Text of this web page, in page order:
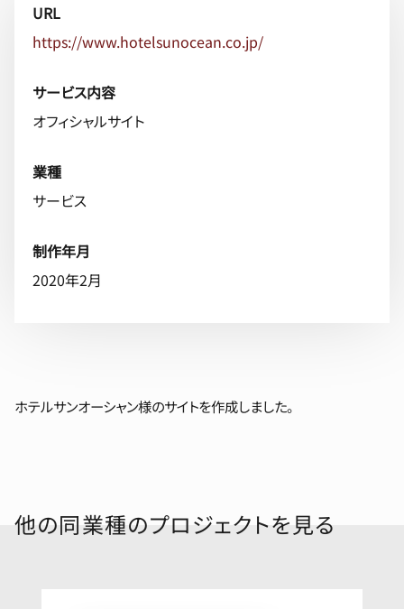
URL
https://www.hotelsunocean.co.jp/
サービス内容
オフィシャルサイト
業種
サービス
制作年月
2020年2月
ホテルサンオーシャン様のサイトを作成しました。
他の同業種のプロジェクトを見る